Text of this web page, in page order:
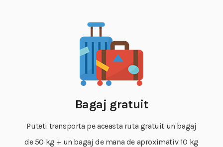
Bagaj gratuit
Puteti transporta pe aceasta ruta gratuit un bagaj
de 50 kg + un bagaj de mana de aproximativ 10 kg